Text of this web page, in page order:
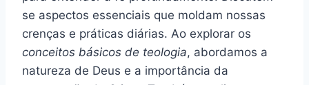
se aspectos essenciais que moldam nossas
crenças e práticas diárias. Ao explorar os
conceitos básicos de teologia, abordamos a
natureza de Deus e a importância da